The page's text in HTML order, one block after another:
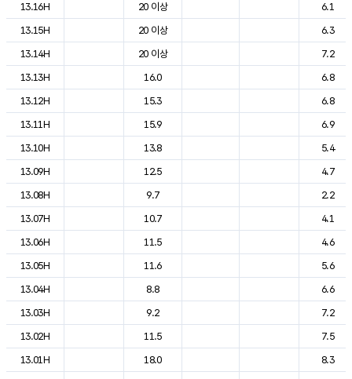
13.16H
20 이상
6.1
13.15H
20 이상
6.3
13.14H
20 이상
7.2
13.13H
16.0
6.8
13.12H
15.3
6.8
13.11H
15.9
6.9
13.10H
13.8
5.4
13.09H
12.5
4.7
13.08H
9.7
2.2
13.07H
10.7
4.1
13.06H
11.5
4.6
13.05H
11.6
5.6
13.04H
8.8
6.6
13.03H
9.2
7.2
13.02H
11.5
7.5
13.01H
18.0
8.3